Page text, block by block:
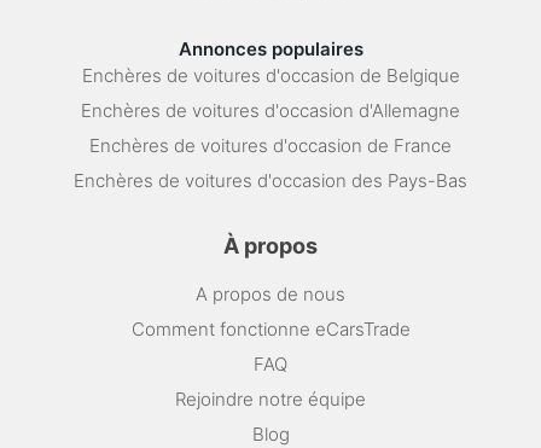
Annonces populaires
Enchères de voitures d'occasion de Belgique
Enchères de voitures d'occasion d'Allemagne
Enchères de voitures d'occasion de France
Enchères de voitures d'occasion des Pays-Bas
À propos
A propos de nous
Comment fonctionne eCarsTrade
FAQ
Rejoindre notre équipe
Blog